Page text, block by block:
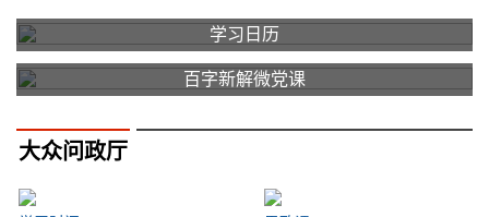
学习日历
百字新解微党课
大众问政厅